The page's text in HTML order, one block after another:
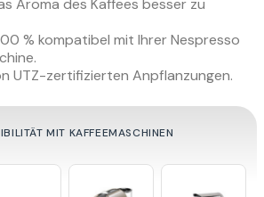
Aroma des Kaffees besser zu
% kompatibel mit Ihrer Nespresso
UTZ-zertifizierten Anpflanzungen.
MIT KAFFEEMASCHINEN